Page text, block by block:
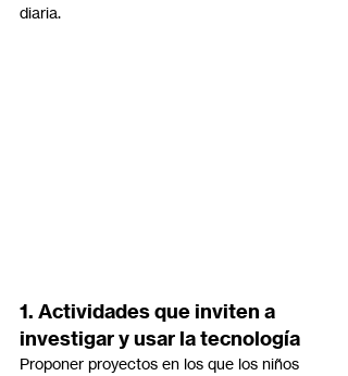
diaria.
1. Actividades que inviten a
investigar y usar la tecnología
Proponer proyectos en los que los niños